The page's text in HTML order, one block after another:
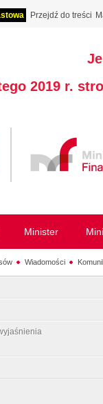
Przejdź do treści
2019 r.
Minister
Wiadomości